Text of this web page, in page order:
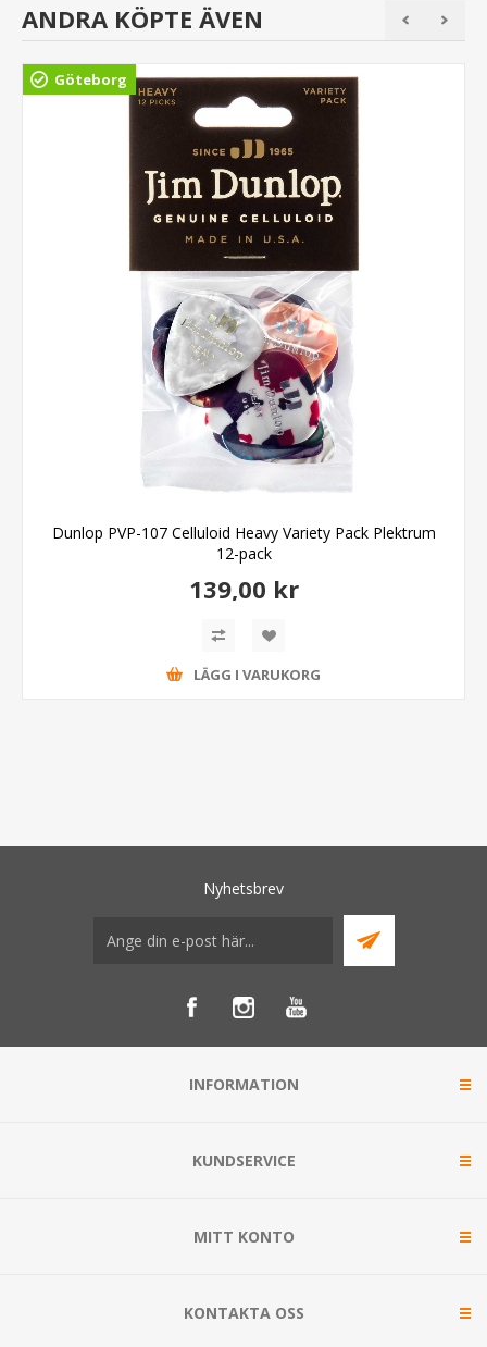
ANDRA KÖPTE ÄVEN
Göteborg
Dunlop PVP-107 Celluloid Heavy Variety Pack Plektrum
12-pack
139,00 kr
LÄGG I VARUKORG
Nyhetsbrev
INFORMATION
KUNDSERVICE
MITT KONTO
KONTAKTA OSS